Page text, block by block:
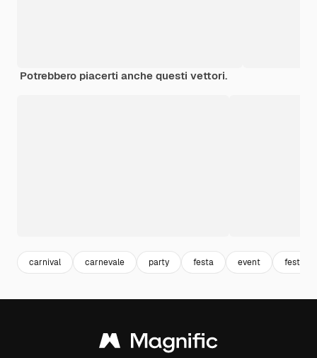
Potrebbero piacerti anche questi vettori.
carnival carnevale party festa event